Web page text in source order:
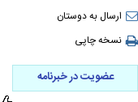
ارسال به دوستان
نسخه چاپی
عضویت در خبرنامه